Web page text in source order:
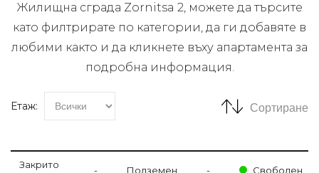
Жилищна сграда Zornitsa 2, можете да търсите
като филтрирате по категории, да ги добавяте в
любими както и да кликнете въху апартамента за
подробна информация.
Етаж: Сортиране
Закрито
- Подземен - Свободен